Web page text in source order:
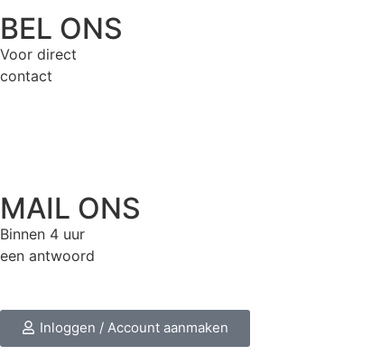
BEL ONS
Voor direct
contact
MAIL ONS
Binnen 4 uur
een antwoord
Inloggen / Account aanmaken